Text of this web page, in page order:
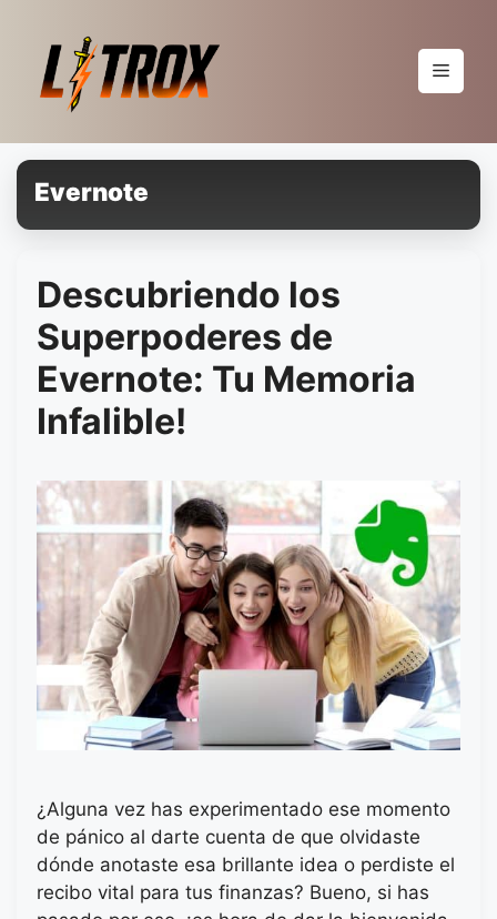
conteúdo
Menu
Evernote
Descubriendo los
Superpoderes de
Evernote: Tu Memoria
Infalible!
¿Alguna vez has experimentado ese momento
de pánico al darte cuenta de que olvidaste
dónde anotaste esa brillante idea o perdiste el
recibo vital para tus finanzas? Bueno, si has